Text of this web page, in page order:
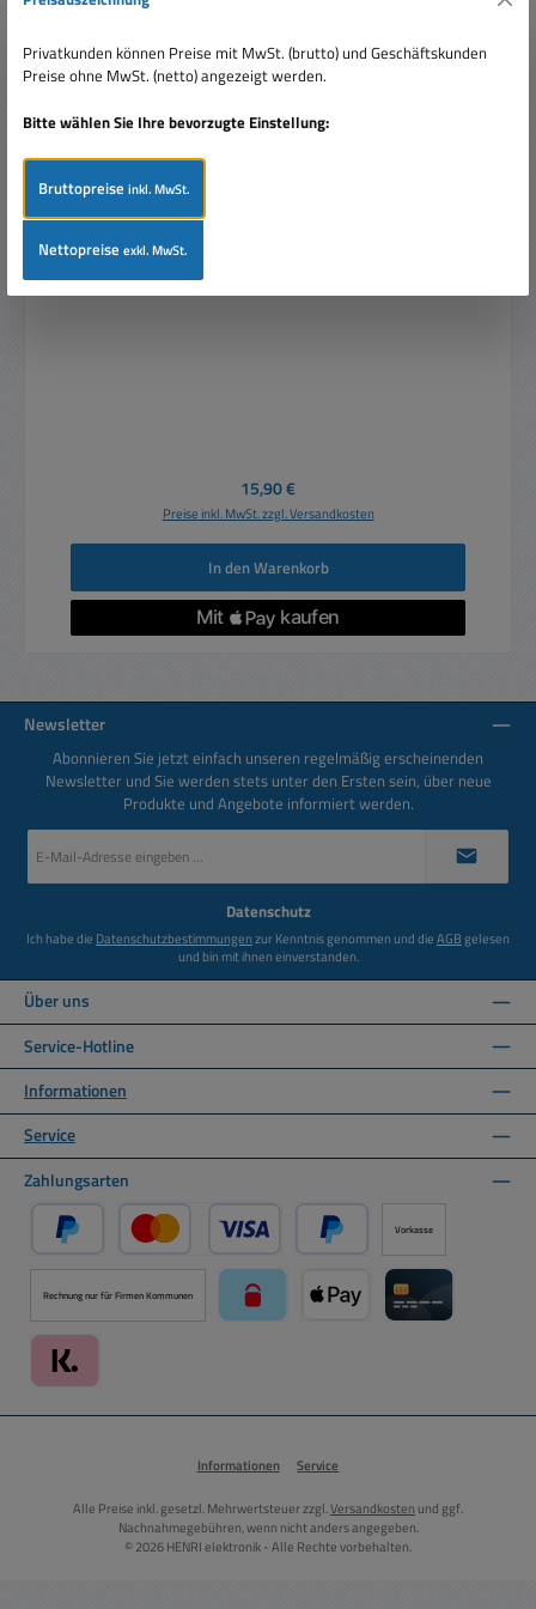
230V Relais AC Spule 4xUM je 7A 250V 5534
Regulärer Preis:
15,90 €
Preise inkl. MwSt. zzgl. Versandkosten
In den Warenkorb
Newsletter
Abonnieren Sie jetzt einfach unseren regelmäßig erscheinenden
Newsletter und Sie werden stets unter den Ersten sein, über neue
Produkte und Angebote informiert werden.
Mail-
Datenschutz
Ich habe die Datenschutzbestimmungenzur Kenntnis genommen und dieAGBgelesen
und bin mit ihnen einverstanden.
Über uns
Service-Hotline
Informationen
Service
Zahlungsarten
PayPal Kredit- oder Debitkarte über PayPal
Später Bezahlen über PayPal
Vorkasse
Rechnung nur für Firmen Kommunen
Informationen Service
Alle Preise inkl. gesetzl. Mehrwertsteuer zzgl.Versandkosten und ggf.
Nachnahmegebühren, wenn nicht anders angegeben.
© 2026 HENRI elektronik - Alle Rechte vorbehalten.
Privatkunden können Preise mit MwSt. (brutto) und Geschäftskunden
Preise ohne MwSt. (netto) angezeigt werden.
Bitte wählen Sie Ihre bevorzugte Einstellung:
Bruttopreiseinkl. MwSt.
Nettopreiseexkl. MwSt.